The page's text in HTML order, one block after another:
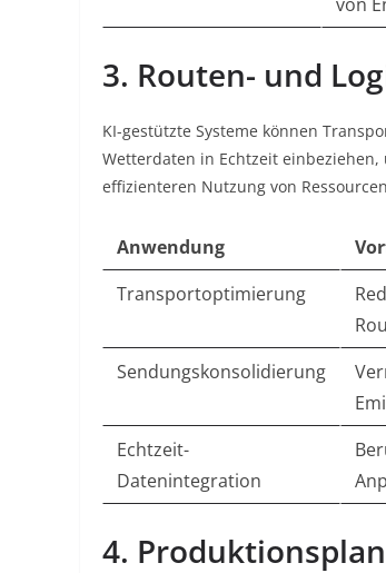
3. Routen- und
KI-gestützte Systeme können
Wetterdaten in Echtzeit
effizienteren Nutzung von
Anwendung
Transportoptimierung
Sendungskonsolidierung
Echtzeit-
Datenintegration
4.